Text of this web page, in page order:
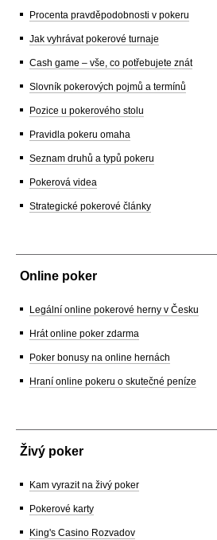
Procenta pravděpodobnosti v pokeru
Jak vyhrávat pokerové turnaje
Cash game – vše, co potřebujete znát
Slovník pokerových pojmů a termínů
Pozice u pokerového stolu
Pravidla pokeru omaha
Seznam druhů a typů pokeru
Pokerová videa
Strategické pokerové články
Online poker
Legální online pokerové herny v Česku
Hrát online poker zdarma
Poker bonusy na online hernách
Hraní online pokeru o skutečné peníze
Živý poker
Kam vyrazit na živý poker
Pokerové karty
King's Casino Rozvadov